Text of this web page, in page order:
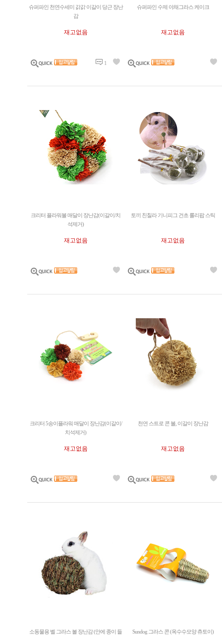
슈퍼파인 천연수세미 갉갉 이갈이 당근 장난
감
재고없음
1
슈퍼파인 수제 야채그라스 케이크
재고없음
크리터 플라워볼 매달이 장난감(이갈이/치
석제거)
재고없음
토끼 친칠라 기니피그 건초 롤리팝 스틱
재고없음
크리터 5송이플라워 매달이 장난감(이갈이/
치석제거)
재고없음
천연 스트로 콘 볼, 이갈이 장난감
재고없음
소동물용 벨 그라스 볼 장난감 (안에 종이 들
Sundog 그라스 콘 (옥수수모양 츄토이)